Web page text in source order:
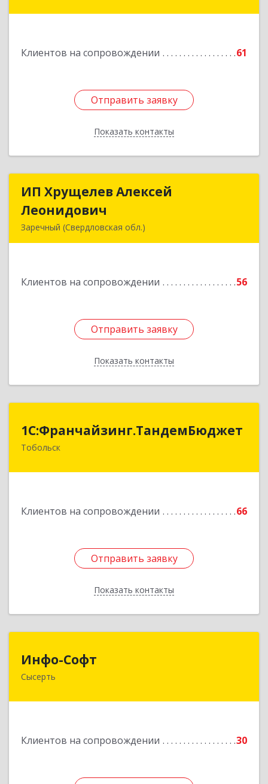
Клиентов на сопровождении 61
Отправить заявку
Показать контакты
Отправить заявку
Назад
ИП Хрущелев Алексей
Леонидович
Заречный (Свердловская обл.)
Клиентов на сопровождении 56
Отправить заявку
Показать контакты
ИП Хрущелев Алексей
Подробнее
Отправить заявку
Назад
1С:Франчайзинг.ТандемБюджет
Тобольск
Клиентов на сопровождении 66
Отправить заявку
Показать контакты
1С:Франчайзинг.ТандемБюджет
Отправить заявку
Назад
Инфо-Софт
Сысерть
Клиентов на сопровождении 30
624021, Свердловская обл, Сысерть г, Коммуны